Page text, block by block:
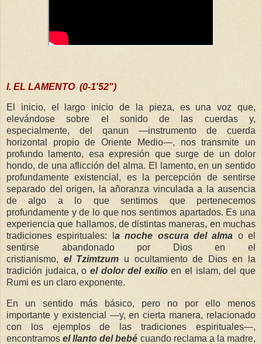
I. EL LAMENTO (0-1'52")
El inicio, el largo inicio de la pieza, es una voz que,
elevándose sobre el sonido de las cuerdas y,
especialmente, del qanun
—instrumento de cuerda
horizontal propio de Oriente Medio—, nos transmite un
profundo lamento, esa expresión que surge de un dolor
hondo, de una aflicción del alma. El lamento, en un sentido
profundamente existencial, es la percepción de sentirse
separado del origen, la añoranza vinculada a la ausencia
de algo a lo que sentimos que pertenecemos
profundamente y de lo que nos sentimos apartados. Es una
experiencia que hallamos, de distintas maneras, en muchas
tradiciones espirituales: l a noche oscura del alma o el
sentirse abandonado
por Dios
en el
cristianismo, el Tzimtzum u ocultamiento de Diosen la
tradición judaica, o el dolor del exilioen el islam, del que
Rumi es un claro exponente.
En un sentido más básico, pero no por ello menos
importante y existencial —y, en cierta manera, relacionado
con los ejemplos de las tradiciones espirituales—,
encontramos el llanto del bebé cuando reclama a la madre,